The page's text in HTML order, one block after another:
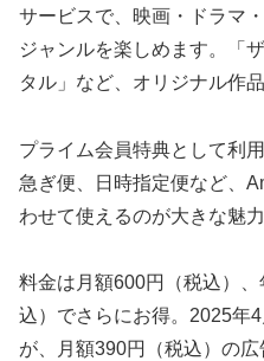
サービスで、映画・ドラマ
ジャンルを楽しめます。「
タル」など、オリジナル作
プライム会員特典として利
急ぎ便、日時指定便など、
わせて使えるのが大きな魅力
料金は月額600円（税込）
込）でさらにお得。2025年
が、月額390円（税込）の